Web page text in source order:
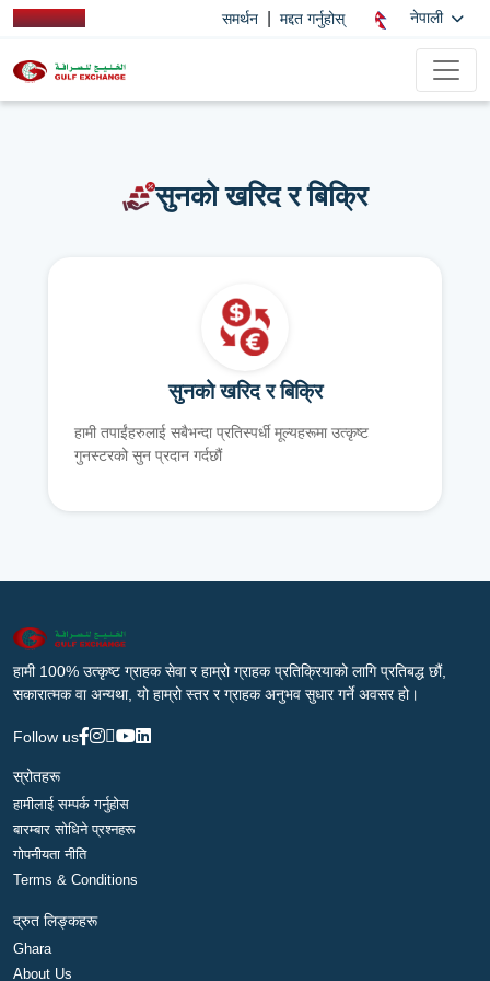
समर्थन मद्दत गर्नुहोस् नेपाली
सुनको खरिद र बिक्रि
सुनको खरिद र बिक्रि
हामी तपाईंहरुलाई सबैभन्दा प्रतिस्पर्धी मूल्यहरूमा उत्कृष्ट
गुनस्टरको सुन प्रदान गर्दछौं
हामी 100% उत्कृष्ट ग्राहक सेवा र हाम्रो ग्राहक प्रतिक्रियाको लागि प्रतिबद्ध छौं,
सकारात्मक वा अन्यथा, यो हाम्रो स्तर र ग्राहक अनुभव सुधार गर्ने अवसर हो।
Follow us
स्रोतहरू
हामीलाई सम्पर्क गर्नुहोस
बारम्बार सोधिने प्रश्नहरू
गोपनीयता नीति
Terms & Conditions
द्रुत लिङ्कहरू
Ghara
About Us